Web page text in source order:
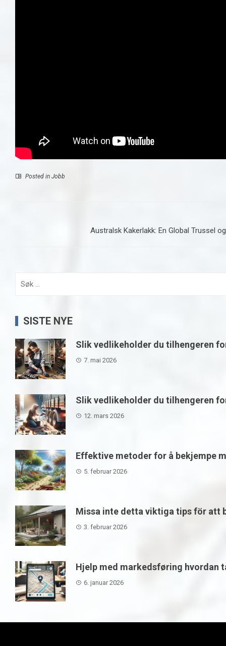
Posted in Jobb
Australsk Kakerlakk: En Global Trussel
etter:
SISTE NYE
Slik vedlikeholder du tilhengeren
7. mai 2026
Slik vedlikeholder du tilhengeren
12. mars 2026
Effektive metoder for å bekjempe
5. februar 2026
Missa inte detta viktiga tips för att
3. februar 2026
Hjelp med markedsføring hvordan
6. januar 2026